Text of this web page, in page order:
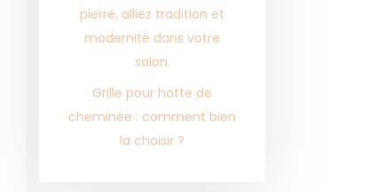
pierre, alliez tradition et
modernité dans votre
salon.
Grille pour hotte de
cheminée : comment bien
la choisir ?